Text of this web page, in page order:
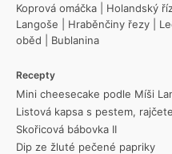
Koprová omáčka
Holandský
Langoše
Hraběnčiny řezy
oběd
Bublanina
Recepty
Mini cheesecake podle Míši
Listová kapsa s pestem,
Skořicová bábovka II
Dip ze žluté pečené papriky